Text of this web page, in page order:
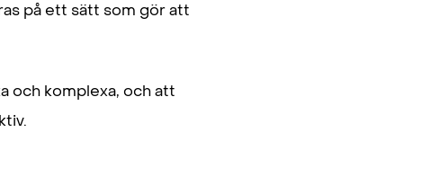
på ett sätt som gör att
och komplexa, och att